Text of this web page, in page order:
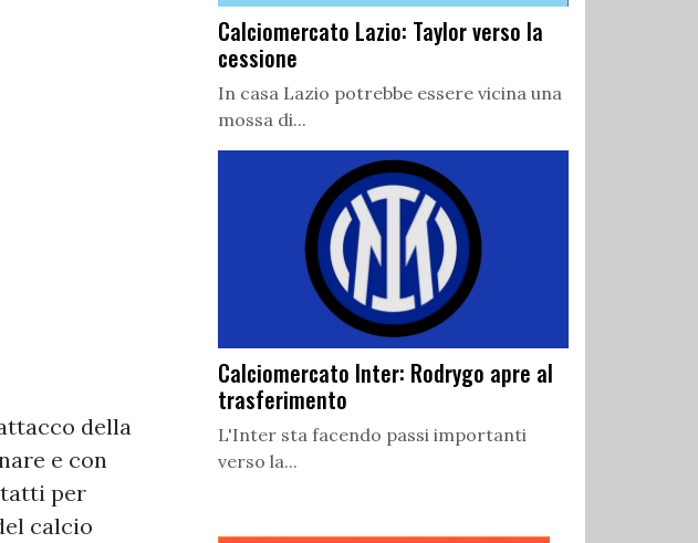
della
e con
per
calcio
Calciomercato Lazio: Taylor verso la
cessione
In casa Lazio potrebbe essere vicina una
mossa di...
Calciomercato Inter: Rodrygo apre al
trasferimento
L'Inter sta facendo passi importanti
verso la...